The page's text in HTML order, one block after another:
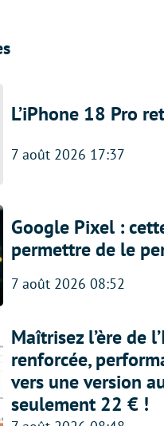
L’iPhone 18 Pro
7 août 2026 17:37
Google Pixel :
permettre de le
7 août 2026 08:52
Maîtrisez l’ère de
renforcée,
vers une version
seulement 22 € !